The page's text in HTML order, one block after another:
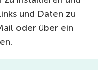
und Daten zu
oder über ein